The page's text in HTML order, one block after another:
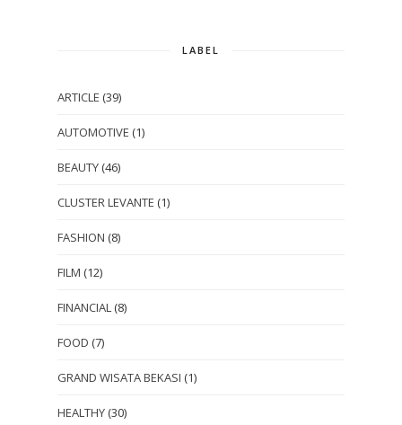
LABEL
ARTICLE (39)
AUTOMOTIVE (1)
BEAUTY (46)
CLUSTER LEVANTE (1)
FASHION (8)
FILM (12)
FINANCIAL (8)
FOOD (7)
GRAND WISATA BEKASI (1)
HEALTHY (30)